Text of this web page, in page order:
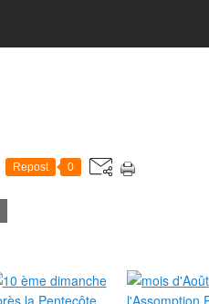
Repost 0